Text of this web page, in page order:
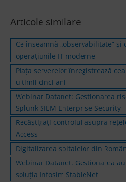
Articole similare
Ce înseamnă „observabilitate”
operațiunile IT moderne
Piața serverelor înregistrează
ultimii cinci ani
Webinar Datanet: Gestionarea
Splunk SIEM Enterprise Security
Recâștigați controlul asupra
Access
Digitalizarea spitalelor din
Webinar Datanet: Gestionarea
soluția Infosim StableNet